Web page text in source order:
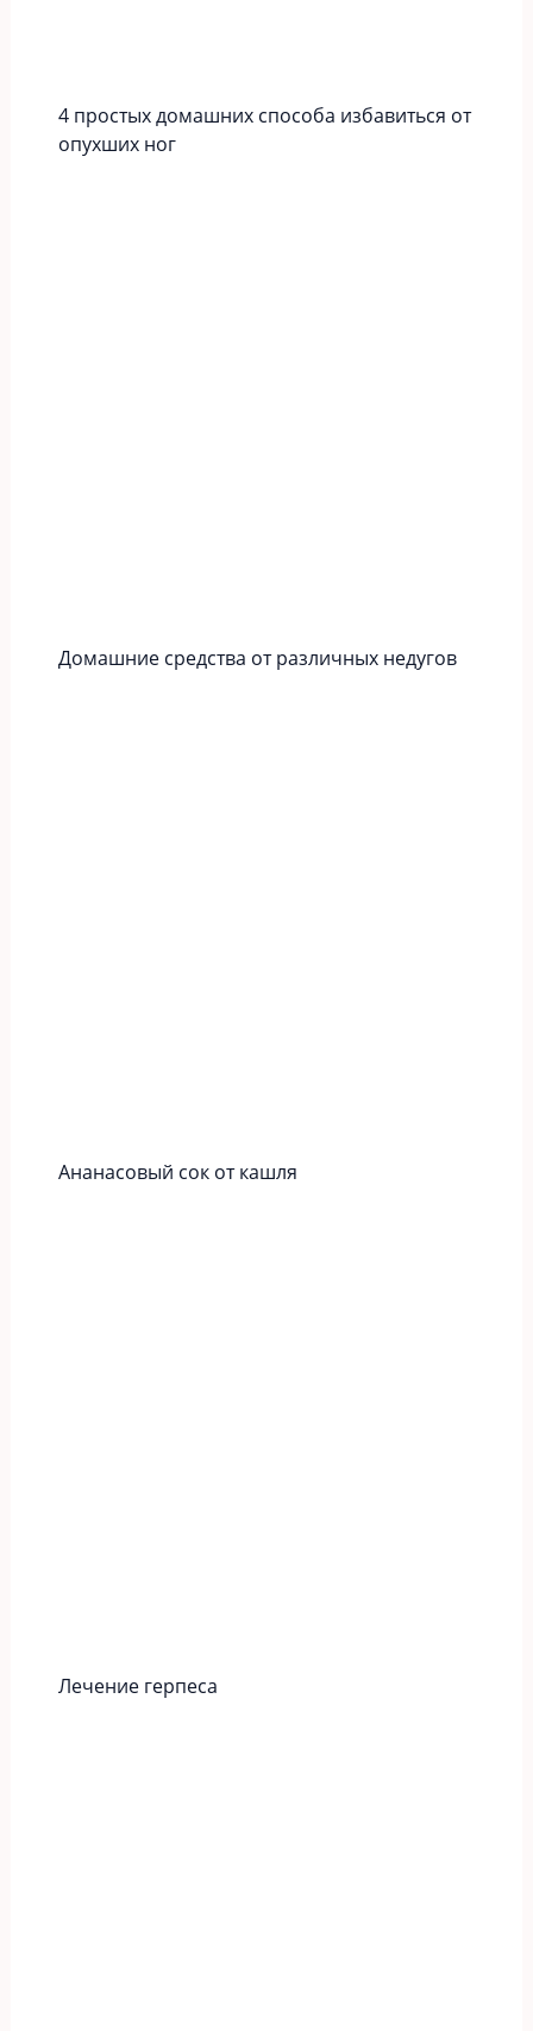
4 простых домашних способа избавиться от
опухших ног
Домашние средства от различных недугов
Ананасовый сок от кашля
Лечение герпеса